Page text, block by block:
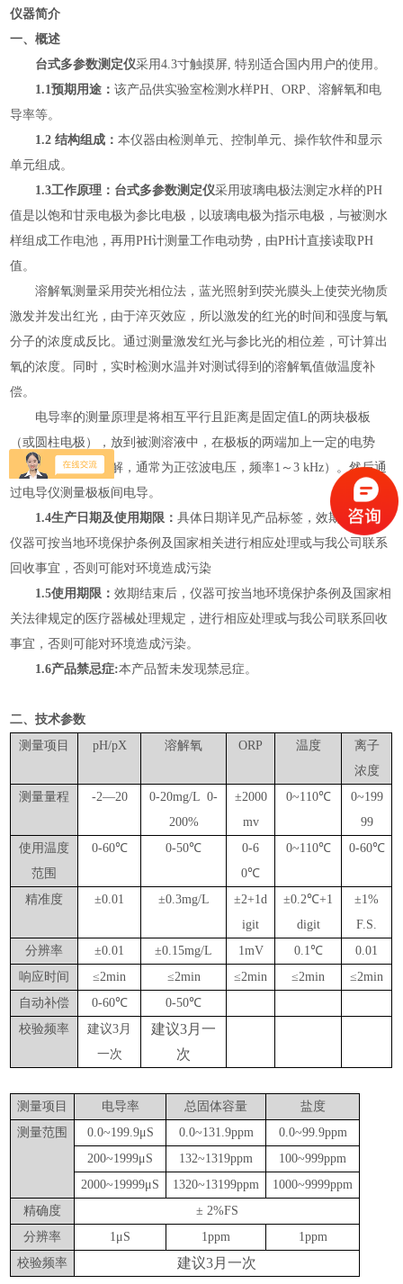
仪器简介
一、概述
台式多参数测定仪采用4.3寸触摸屏, 特别适合国内用户的使用。
1.1预期用途：该产品供实验室检测水样PH、ORP、溶解氧和电
导率等。
1.2 结构组成：本仪器由检测单元、控制单元、操作软件和显示
单元组成。
1.3工作原理： 台式多参数测定仪采用玻璃电极法测定水样的PH
值是以饱和甘汞电极为参比电极，以玻璃电极为指示电极，与被测水
样组成工作电池，再用PH计测量工作电动势，由PH计直接读取PH
值。
溶解氧测量采用荧光相位法，蓝光照射到荧光膜头上使荧光物质
激发并发出红光，由于淬灭效应，所以激发的红光的时间和强度与氧
分子的浓度成反比。通过测量激发红光与参比光的相位差，可计算出
氧的浓度。同时，实时检测水温并对测试得到的溶解氧值做温度补
偿。
电导率的测量原理是将相互平行且距离是固定值L的两块极板
（或圆柱电极），放到被测溶液中，在极板的两端加上一定的电势
（为了避免溶液电解，通常为正弦波电压，频率1～3 kHz）。然后通
过电导仪测量极板间电导。
1.4生产日期及使用期限：具体日期详见产品标签，效期结束后，
仪器可按当地环境保护条例及国家相关进行相应处理或与我公司联系
回收事宜，否则可能对环境造成污染
1.5使用期限 ：效期结束后，仪器可按当地环境保护条例及国家相
关法律规定的医疗器械处理规定，进行相应处理或与我公司联系回收
事宜，否则可能对环境造成污染。
1.6产品禁忌症:本产品暂未发现禁忌症。
二、技术参数
测量项目
pH/pX 溶解氧 ORP 温度
离子
浓度
测量量程
-2—20
0-20mg/L 0-
200%
±2000
mv
0~110℃
0~199
99
使用温度
范围
0-60℃ 0-50℃
0-6
0℃
0~110℃ 0-60℃
精准度 ±0.01 ±0.3mg/L ±2+1d
igit
±0.2℃+1
digit
±1%
F.S.
分辨率
±0.01 ±0.15mg/L 1mV 0.1℃
0.01
响应时间
≤2min ≤2min ≤2min ≤2min ≤2min
自动补偿
0-60℃ 0-50℃
校验频率
建议3月
一次
建议3月一
次
测量项目 电导率 总固体容量
盐度
测量范围
0.0~199.9μS 0.0~131.9ppm
0.0~99.9ppm
200~1999μS 132~1319ppm
100~999ppm
2000~19999μS 1320~13199ppm
1000~9999ppm
精确度
± 2%FS
分辨率
1μS 1ppm
1ppm
校验频率
建议3月一次